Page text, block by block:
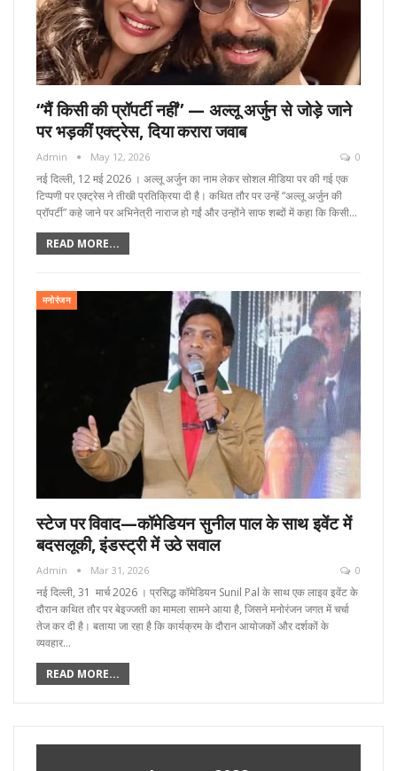
“मैं किसी की प्रॉपर्टी नहीं” — अल्लू अर्जुन से जोड़े जाने
पर भड़कीं एक्ट्रेस, दिया करारा जवाब
Admin May 12, 2026 0
नई दिल्ली, 12 मई 2026 । अल्लू अर्जुन का नाम लेकर सोशल मीडिया पर की गई एक
टिप्पणी पर एक्ट्रेस ने तीखी प्रतिक्रिया दी है। कथित तौर पर उन्हें “अल्लू अर्जुन की
प्रॉपर्टी” कहे जाने पर अभिनेत्री नाराज हो गईं और उन्होंने साफ शब्दों में कहा कि किसी…
READ MORE...
मनोरंजन
स्टेज पर विवाद—कॉमेडियन सुनील पाल के साथ इवेंट में
बदसलूकी, इंडस्ट्री में उठे सवाल
Admin Mar 31, 2026 0
नई दिल्ली, 31 मार्च 2026 । प्रसिद्ध कॉमेडियन Sunil Pal के साथ एक लाइव इवेंट के
दौरान कथित तौर पर बेइज्जती का मामला सामने आया है, जिसने मनोरंजन जगत में चर्चा
तेज कर दी है। बताया जा रहा है कि कार्यक्रम के दौरान आयोजकों और दर्शकों के
व्यवहार…
READ MORE...